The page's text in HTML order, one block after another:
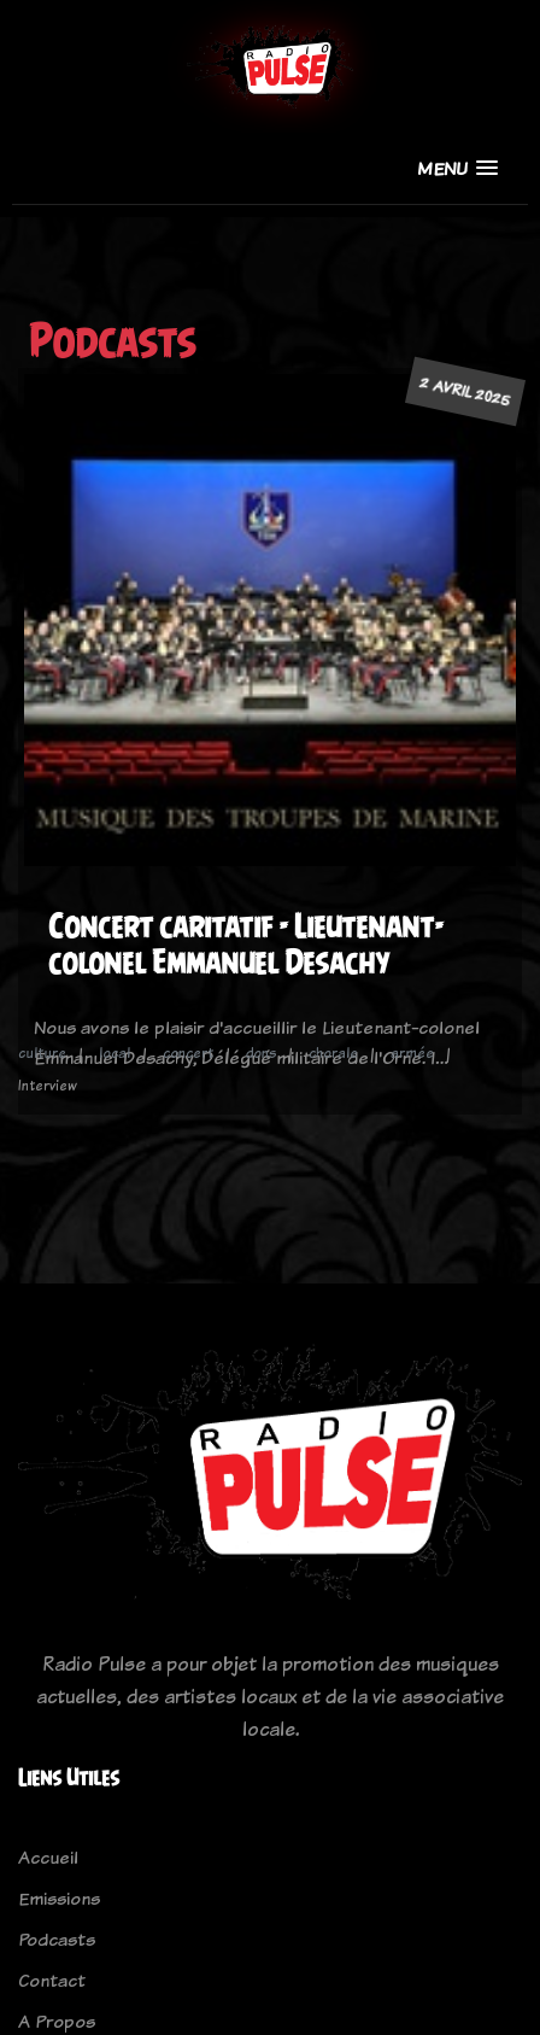
MENU
Podcasts
2 AVRIL 2025
Concert caritatif - Lieutenant-
colonel Emmanuel Desachy
Nous avons le plaisir d'accueillir le Lieutenant-colonel
Emmanuel Desachy, Délégué militaire de l'Orne. I…
culture local concert dons chorale
armée
Interview
Radio Pulse a pour objet la promotion des musiques
actuelles, des artistes locaux et de la vie associative
locale.
Liens Utiles
Accueil
Emissions
Podcasts
Contact
A Propos